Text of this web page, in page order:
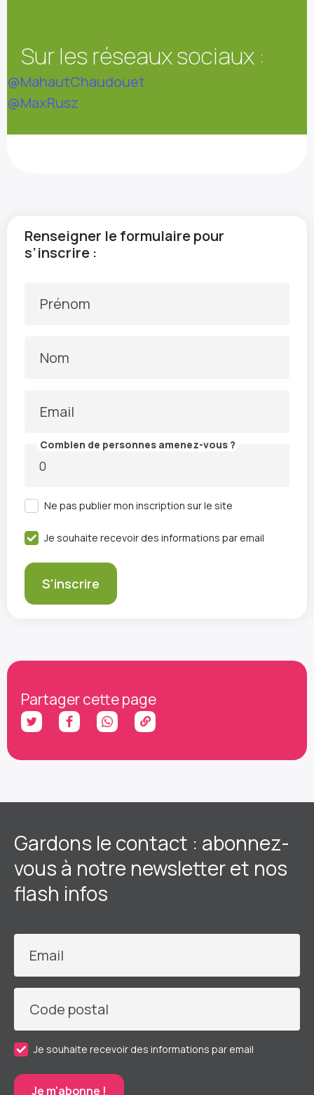
Sur les réseaux sociaux :
@MahautChaudouet
@MaxRusz
Renseigner le formulaire pour
s’inscrire :
Prénom
Nom
Email
Combien de personnes amenez-vous ?
Ne pas publier mon inscription sur le site
Je souhaite recevoir des informations par email
Partager cette page
Gardons le contact : abonnez-
vous à notre newsletter et nos
flash infos
Email
Code postal
Je souhaite recevoir des informations par email